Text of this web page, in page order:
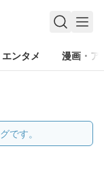
エンタメ 漫画・ア
です。